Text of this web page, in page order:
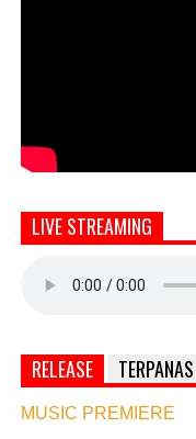
LIVE STREAMING
RELEASE TERPANAS
MUSIC PREMIERE